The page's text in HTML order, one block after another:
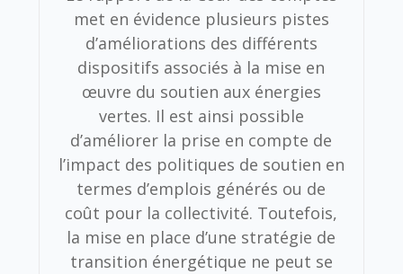
met en évidence plusieurs pistes
d’améliorations des différents
dispositifs associés à la mise en
œuvre du soutien aux énergies
vertes. Il est ainsi possible
d’améliorer la prise en compte de
l’impact des politiques de soutien en
termes d’emplois générés ou de
coût pour la collectivité. Toutefois,
la mise en place d’une stratégie de
transition énergétique ne peut se